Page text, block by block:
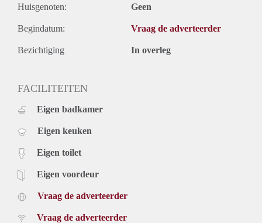
Huisgenoten: Geen
Begindatum: Vraag de adverteerder
Bezichtiging In overleg
FACILITEITEN
Eigen badkamer
Eigen keuken
Eigen toilet
Eigen voordeur
Vraag de adverteerder
Vraag de adverteerder